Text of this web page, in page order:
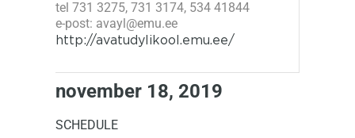
tel 731 3275, 731 3174, 534 41844
e-post: avayl@emu.ee
http://avatudylikool.emu.ee/
november 18, 2019
SCHEDULE